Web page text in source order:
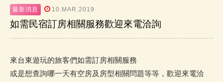
最新消息 10.MAR.2019
如需民宿訂房相關服務歡迎來電洽詢
來台東遊玩的旅客們如需訂房相關服務
或是想查詢哪一天有空房及房型相關問題等等，歡迎來電洽